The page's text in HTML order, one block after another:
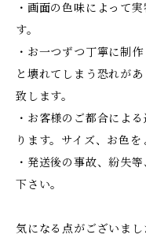
・画面の色味によって
す。
・お一つずつ丁寧に制
と壊れてしまう恐れが
致します。
・お客様のご都合によ
ります。サイズ、お色
・発送後の事故、紛失
下さい。
気になる点がございま